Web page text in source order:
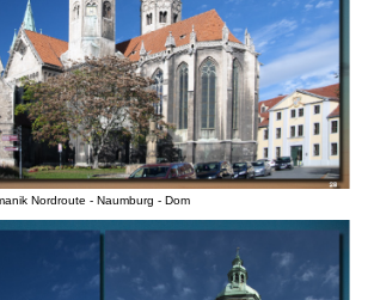
Nordroute - Naumburg - Dom